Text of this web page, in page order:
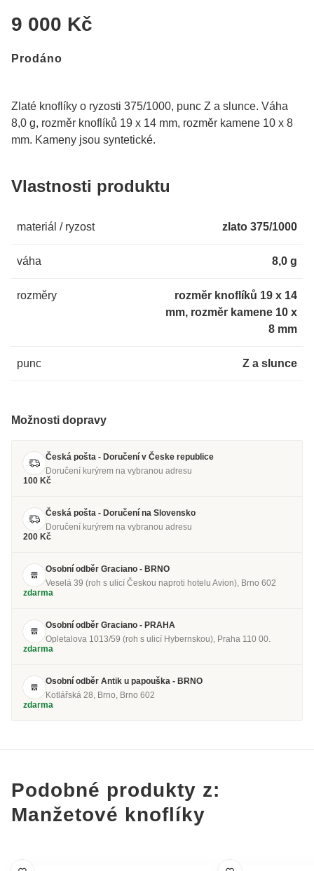
9 000 Kč
Prodáno
Zlaté knoflíky o ryzosti 375/1000, punc Z a slunce. Váha
8,0 g, rozměr knoflíků 19 x 14 mm, rozměr kamene 10 x 8
mm. Kameny jsou syntetické.
Vlastnosti produktu
materiál / ryzost zlato 375/1000
váha 8,0 g
rozměry
rozměr knoflíků 19 x 14
mm, rozměr kamene 10 x
8 mm
punc Z a slunce
Možnosti dopravy
Česká pošta - Doručení v Česke republice
Doručení kurýrem na vybranou adresu
100 Kč
Česká pošta - Doručení na Slovensko
Doručení kurýrem na vybranou adresu
200 Kč
Osobní odběr Graciano - BRNO
Veselá 39 (roh s ulicí Českou naproti hotelu Avion), Brno 602
zdarma
Osobní odběr Graciano - PRAHA
Opletalova 1013/59 (roh s ulicí Hybernskou), Praha 110 00.
zdarma
Osobní odběr Antik u papouška - BRNO
Kotlářská 28, Brno, Brno 602
zdarma
Podobné produkty z:
Manžetové knoflíky